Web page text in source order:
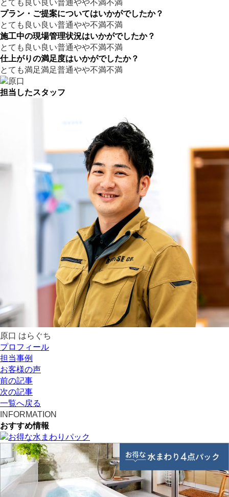
とても良い 良い普通やや不満不満
プラン・ご提案についてはいかがでしたか？
とても良い良い普通やや不満不満
施工中の現場管理状況はいかがでしたか？
とても良い良い普通やや不満不満
仕上がりの満足度はいかがでしたか？
とても満足満足普通やや不満不満
担当したスタッフ
原口 はらぐち
プロフィール
担当事例
お客様の声
前の記事
次の記事
一覧へ戻る
INFORMATION
おすすめ情報